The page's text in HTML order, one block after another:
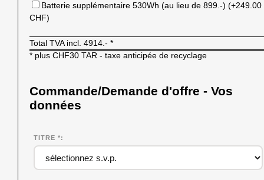
Batterie supplémentaire 530Wh (au lieu de 899.-) (+249.00
CHF)
Total TVA incl.4914.- *
* plus CHF30 TAR - taxe anticipée de recyclage
Commande/Demande d'offre - Vos
données
TITRE *